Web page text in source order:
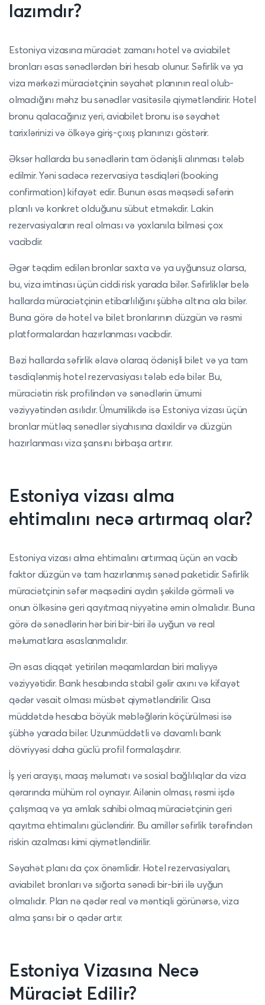
lazımdır?
Estoniya vizasına müraciət zamanı hotel və aviabilet
bronları əsas sənədlərdən biri hesab olunur. Səfirlik və ya
viza mərkəzi müraciətçinin səyahət planının real olub-
olmadığını məhz bu sənədlər vasitəsilə qiymətləndirir. Hotel
bronu qalacağınız yeri, aviabilet bronu isə səyahət
tarixlərinizi və ölkəyə giriş-çıxış planınızı göstərir.
Əksər hallarda bu sənədlərin tam ödənişli alınması tələb
edilmir. Yəni sadəcə rezervasiya təsdiqləri (booking
confirmation) kifayət edir. Bunun əsas məqsədi səfərin
planlı və konkret olduğunu sübut etməkdir. Lakin
rezervasiyaların real olması və yoxlanıla bilməsi çox
vacibdir.
Əgər təqdim edilən bronlar saxta və ya uyğunsuz olarsa,
bu, viza imtinası üçün ciddi risk yarada bilər. Səfirliklər belə
hallarda müraciətçinin etibarlılığını şübhə altına ala bilər.
Buna görə də hotel və bilet bronlarının düzgün və rəsmi
platformalardan hazırlanması vacibdir.
Bəzi hallarda səfirlik əlavə olaraq ödənişli bilet və ya tam
təsdiqlənmiş hotel rezervasiyası tələb edə bilər. Bu,
müraciətin risk profilindən və sənədlərin ümumi
vəziyyətindən asılıdır. Ümumilikdə isə Estoniya vizası üçün
bronlar mütləq sənədlər siyahısına daxildir və düzgün
hazırlanması viza şansını birbaşa artırır.
Estoniya vizası alma
ehtimalını necə artırmaq olar?
Estoniya vizası alma ehtimalını artırmaq üçün ən vacib
faktor düzgün və tam hazırlanmış sənəd paketidir. Səfirlik
müraciətçinin səfər məqsədini aydın şəkildə görməli və
onun ölkəsinə geri qayıtmaq niyyətinə əmin olmalıdır. Buna
görə də sənədlərin hər biri bir-biri ilə uyğun və real
məlumatlara əsaslanmalıdır.
Ən əsas diqqət yetirilən məqamlardan biri maliyyə
vəziyyətidir. Bank hesabında stabil gəlir axını və kifayət
qədər vəsait olması müsbət qiymətləndirilir. Qısa
müddətdə hesaba böyük məbləğlərin köçürülməsi isə
şübhə yarada bilər. Uzunmüddətli və davamlı bank
dövriyyəsi daha güclü profil formalaşdırır.
İş yeri arayışı, maaş məlumatı və sosial bağlılıqlar da viza
qərarında mühüm rol oynayır. Ailənin olması, rəsmi işdə
çalışmaq və ya əmlak sahibi olmaq müraciətçinin geri
qayıtma ehtimalını gücləndirir. Bu amillər səfirlik tərəfindən
riskin azalması kimi qiymətləndirilir.
Səyahət planı da çox önəmlidir. Hotel rezervasiyaları,
aviabilet bronları və sığorta sənədi bir-biri ilə uyğun
olmalıdır. Plan nə qədər real və məntiqli görünərsə, viza
alma şansı bir o qədər artır.
Estoniya Vizasına Necə
Müraciət Edilir?